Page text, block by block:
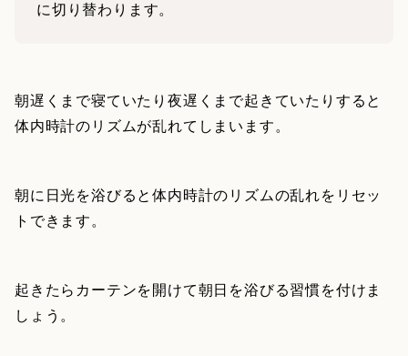
に切り替わります。
朝遅くまで寝ていたり夜遅くまで起きていたりすると
体内時計のリズムが乱れてしまいます。
朝に日光を浴びると体内時計のリズムの乱れをリセッ
トできます。
起きたらカーテンを開けて朝日を浴びる習慣を付けま
しょう。